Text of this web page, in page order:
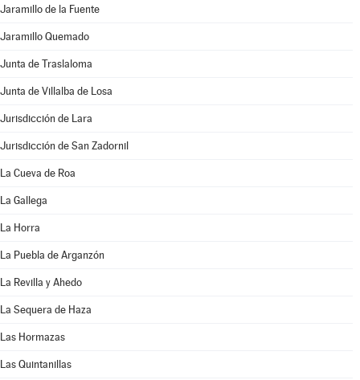
Jaramillo de la Fuente
Jaramillo Quemado
Junta de Traslaloma
Junta de Villalba de Losa
Jurisdicción de Lara
Jurisdicción de San Zadornil
La Cueva de Roa
La Gallega
La Horra
La Puebla de Arganzón
La Revilla y Ahedo
La Sequera de Haza
Las Hormazas
Las Quintanillas